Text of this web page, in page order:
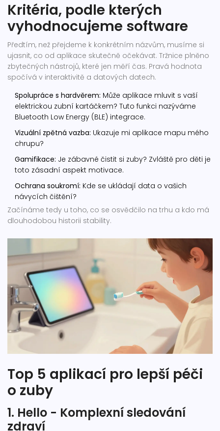
Kritéria, podle kterých
vyhodnocujeme software
Předtím, než přejdeme k konkrétním názvům, musíme si
ujasnit, co od aplikace skutečně očekávat. Tržnice plněno
zbytečných nástrojů, které jen měří čas. Pravá hodnota
spočívá v interaktivitě a datových datech.
Spolupráce s hardvěrem: Může aplikace mluvit s vaší
elektrickou zubní kartáčkem? Tuto funkci nazýváme
Bluetooth Low Energy (BLE) integrace.
Vizuální zpětná vazba: Ukazuje mi aplikace mapu mého
chrupu?
Gamifikace: Je zábavné čistit si zuby? Zvláště pro děti je
toto zásadní aspekt motivace.
Ochrana soukromí: Kde se ukládají data o vašich
návycích čištění?
Začínáme tedy u toho, co se osvědčilo na trhu a kdo má
dlouhodobou historii stability.
Top 5 aplikací pro lepší péči
o zuby
1. Hello - Komplexní sledování
zdraví